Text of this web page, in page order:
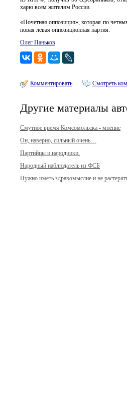
харю всем жителям России.
«Почетная оппозиция», которая по
новая левая оппозиционная партия.
Олег Паньков
Комментировать Смотреть
Другие материалы
Смутное время Комсомольска - мнение
Он, наверно, сильный очень…
Партийцы и народники.
Народный наблюдатель из ФСБ
Нужно иметь здравомыслие и не